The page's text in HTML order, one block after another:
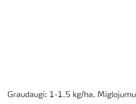
Graudaugi: 1-1.5 kg/ha. Miglojumu